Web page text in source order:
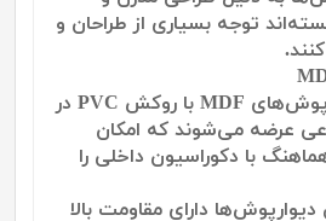
توجه بسیاری از طراحان و
1. زیبایی بصری: دیوارپوش‌های MDF با روکش PVC در
عرضه می‌شوند که امکان
با دکوراسیون داخلی را
دارای مقاومت بالا